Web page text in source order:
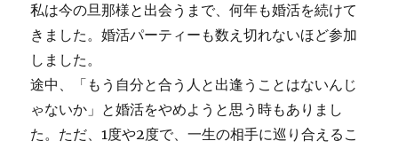
私は今の旦那様と出会うまで、何年も婚活を続けて
きました。婚活パーティーも数え切れないほど参加
しました。
途中、「もう自分と合う人と出逢うことはないんじ
ゃないか」と婚活をやめようと思う時もありまし
た。ただ、1度や2度で、一生の相手に巡り合えるこ